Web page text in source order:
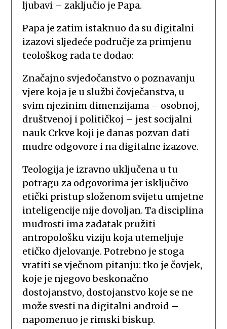
ljubavi – zaključio je Papa.
Papa je zatim istaknuo da su digitalni
izazovi sljedeće područje za primjenu
teološkog rada te dodao:
Značajno svjedočanstvo o poznavanju
vjere koja je u službi čovječanstva, u
svim njezinim dimenzijama – osobnoj,
društvenoj i političkoj – jest socijalni
nauk Crkve koji je danas pozvan dati
mudre odgovore i na digitalne izazove.
Teologija je izravno uključena u tu
potragu za odgovorima jer isključivo
etički pristup složenom svijetu umjetne
inteligencije nije dovoljan. Ta disciplina
mudrosti ima zadatak pružiti
antropološku viziju koja utemeljuje
etičko djelovanje. Potrebno je stoga
vratiti se vječnom pitanju: tko je čovjek,
koje je njegovo beskonačno
dostojanstvo, dostojanstvo koje se ne
može svesti na digitalni android –
napomenuo je rimski biskup.